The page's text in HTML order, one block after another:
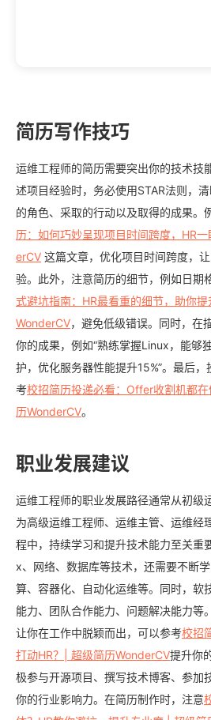
简历写作技巧
运维工程师的简历需要突出你的技术技
述项目经验时，务必使用STAR法则，
的角色、采取的行动以及取得的成果。
历：如何巧妙呈现项目时间跨度，HR
erCV 这篇文章，优化项目时间跨度，
验。此外，注意简历的细节，例如日期
式避坑指南：HR最看重的细节，助你
WonderCV，避免低级错误。同时，在
你的成果，例如“熟练掌握Linux，能够
护，优化服务器性能提升15%”。最后
考校招简历投递必看：Offer收割机都
历WonderCV。
职业发展建议
运维工程师的职业发展路径通常从初级
为高级运维工程师、运维主管、运维经
程中，持续学习和提升技术能力至关重
x、网络、数据库等技术，还需要不断
算、容器化、自动化运维等。同时，软
能力、团队合作能力、问题解决能力等
让你在工作中脱颖而出，可以参考校招
打动HR？| 超级简历WonderCV提升你
极参与开源项目、撰写技术博客、参加
你的行业影响力。在简历制作时，注意